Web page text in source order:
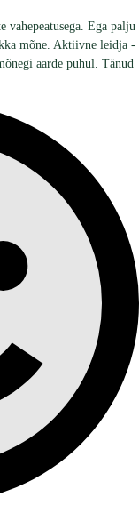
vahepeatusega. Ega palju
mõne. Aktiivne leidja -
aarde puhul. Tänud